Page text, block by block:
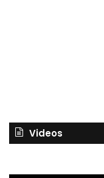
Videos